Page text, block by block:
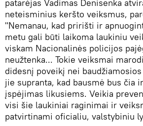
patarėjas Vadimas Denisenka
neteisminius keršto veiksmus,
"Nemanau, kad pririšti ir
metu gali būti laikoma laukiniu
viskam Nacionalinės policijos
neužtenka... Tokie veiksmai
didesnį poveikį nei
jie supranta, kad bausmė bus čia
įspėjimas likusiems. Veikia
visi šie laukiniai raginimai ir
patvirtinami oficialiu, valstybiniu